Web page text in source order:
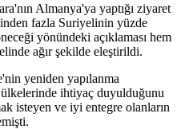
Almanya'ya yaptığı ziyaret
fazla Suriyelinin yüzde
yönündeki açıklaması hem
ağır şekilde eleştirildi.
yeniden yapılanma
ülkelerinde ihtiyaç duyulduğunu
isteyen ve iyi entegre olanların